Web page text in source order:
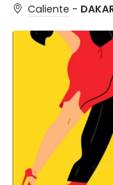
Caliente -